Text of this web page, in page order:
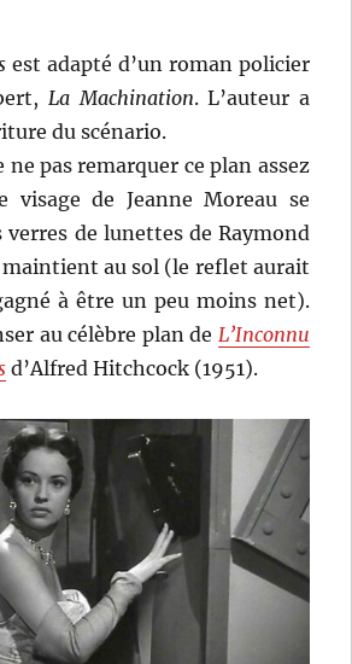
est adapté d’un roman policier
La Machination. L’auteur a
du scénario.
pas remarquer ce plan assez
visage de Jeanne Moreau se
verres de lunettes de Raymond
au sol (le reflet aurait
à être un peu moins net).
au célèbre plan de L’Inconnu
d’Alfred Hitchcock (1951).